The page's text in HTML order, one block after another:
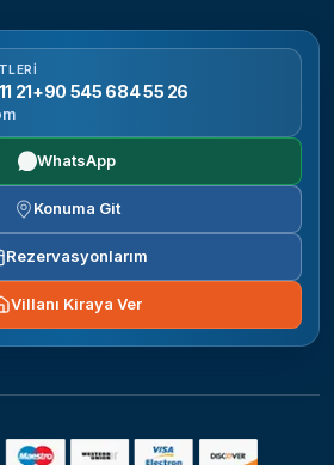
21+90 545 684 55 26
WhatsApp
Konuma Git
Rezervasyonlarım
Villanı Kiraya Ver